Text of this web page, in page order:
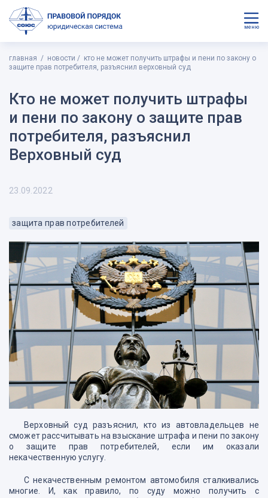
меню
главная новости
кто не может получить штрафы и пени по закону о
защите прав потребителя, разъяснил верховный суд
Кто не может получить штрафы
и пени по закону о защите прав
потребителя, разъяснил
Верховный суд
23.09.2022
защита прав потребителей
Верховный суд разъяснил, кто из автовладельцев не
сможет рассчитывать на взыскание штрафа и пени по закону
о защите прав потребителей, если им оказали
некачественную услугу.
С некачественным ремонтом автомобиля сталкивались
многие. И, как правило, по суду можно получить с